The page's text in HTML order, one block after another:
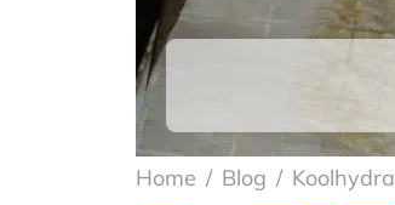
Home / Blog /